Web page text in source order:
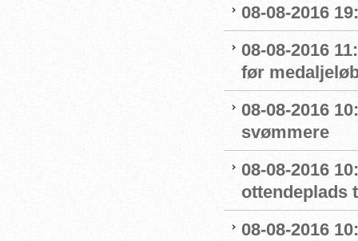
08-08-2016
08-08-2016
før
08-08-2016
svømmere
08-08-2016
ottendeplads
08-08-2016